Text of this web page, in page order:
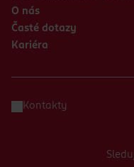
O nás
Časté dotazy
Kariéra
Kontakty